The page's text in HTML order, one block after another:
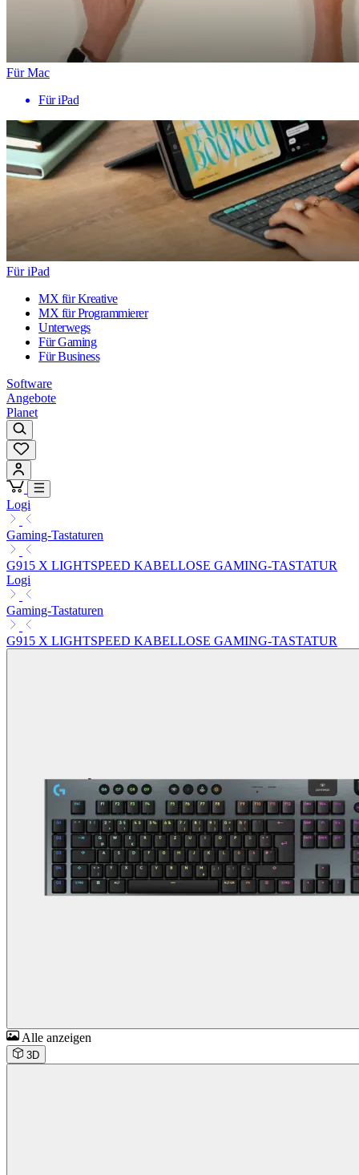
Für Mac
Für iPad
Für iPad
MX für Kreative
MX für Programmierer
Unterwegs
Für Gaming
Für Business
Software
Angebote
Planet
Logi
Gaming-Tastaturen
G915 X LIGHTSPEED KABELLOSE GAMING-TASTATUR
Logi
Gaming-Tastaturen
G915 X LIGHTSPEED KABELLOSE GAMING-TASTATUR
Alle anzeigen
3D